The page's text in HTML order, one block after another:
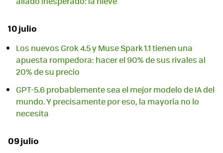
10 julio
Los nuevos Grok 4.5 y Muse Spark 1.1 tienen una
apuesta rompedora: hacer el 90% de sus rivales al
20% de su precio
GPT-5.6 probablemente sea el mejor modelo de IA del
mundo. Y precisamente por eso, la mayoría no lo
necesita
09 julio